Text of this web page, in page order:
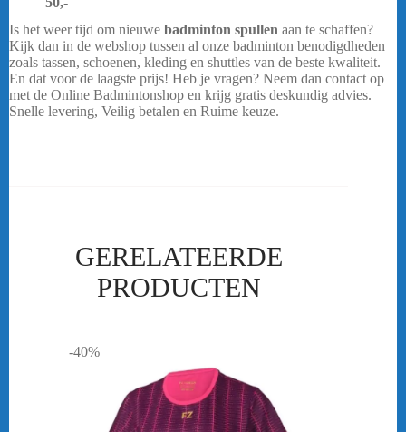
Is het weer tijd om nieuwe badminton spullen aan te schaffen?
Kijk dan in de webshop tussen al onze badminton benodigdheden
zoals tassen, schoenen, kleding en shuttles van de beste kwaliteit.
En dat voor de laagste prijs! Heb je vragen? Neem dan contact op
met de Online Badmintonshop en krijg gratis deskundig advies.
Snelle levering, Veilig betalen en Ruime keuze.
GERELATEERDE
PRODUCTEN
-40%